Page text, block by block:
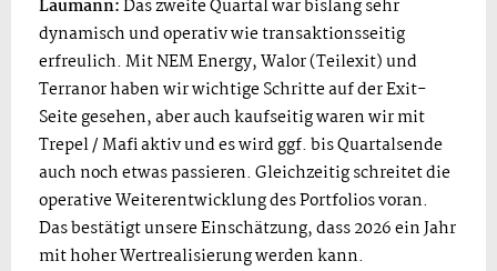
Laumann:Das zweite Quartal war bislang sehr
dynamisch und operativ wie transaktionsseitig
erfreulich. Mit NEM Energy, Walor (Teilexit) und
Terranor haben wir wichtige Schritte auf der Exit-
Seite gesehen, aber auch kaufseitig waren wir mit
Trepel / Mafi aktiv und es wird ggf. bis Quartalsende
auch noch etwas passieren. Gleichzeitig schreitet die
operative Weiterentwicklung des Portfolios voran.
Das bestätigt unsere Einschätzung, dass 2026 ein Jahr
mit hoher Wertrealisierung werden kann.